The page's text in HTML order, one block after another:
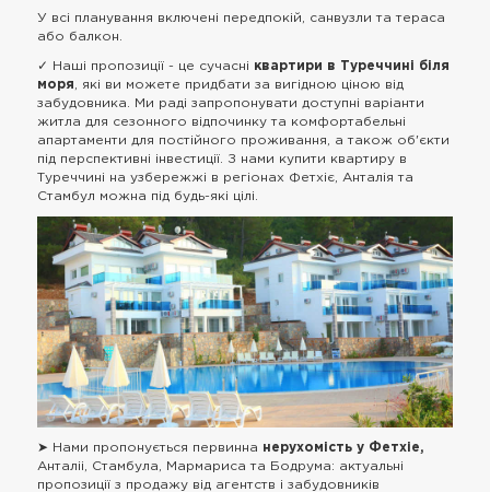
У всі планування включені передпокій, санвузли та тераса
або балкон.
✓ Наші пропозиції - це сучасні квартири в Туреччині біля
моря, які ви можете придбати за вигідною ціною від
забудовника. Ми раді запропонувати доступні варіанти
житла для сезонного відпочинку та комфортабельні
апартаменти для постійного проживання, а також об'єкти
під перспективні інвестиції. З нами купити квартиру в
Туреччині на узбережжі в регіонах Фетхіє, Анталія та
Стамбул можна під будь-які цілі.
➤ Нами пропонується первинна нерухомість у Фетхіе,
Анталіі, Стамбула, Мармариса та Бодрума: актуальні
пропозиції з продажу від агентств і забудовників